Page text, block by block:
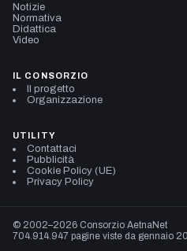
Notizie
Normativa
Didattica
Video
IL CONSORZIO
Il progetto
Organizzazione
UTILITY
Contattaci
Pubblicità
Cookie Policy (UE)
Privacy Policy
© 2002–2026 Consorzio AetnaNet
704.914.947 pagine viste da gennaio